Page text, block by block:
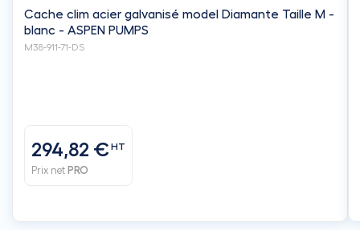
Cache clim acier galvanisé model Diamante Taille M -
blanc - ASPEN PUMPS
M38-911-71-DS
294,82 €HT
Prix net PRO